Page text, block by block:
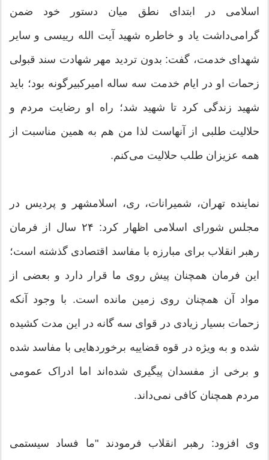
اسلامی در ابتدای نطق میان دستور خود ضمن
گرامی‌داشت یاد و خاطره شهید آیت الله رییسی و سایر
شهدای خدمت، گفت: بدون تردید مهر شهادت سند قبولی
زحمات او در ایام خدمت سه ساله امیرکبیرگونه بود؛ باید
شهید زندگی کرد تا شهید شد؛ راه او رضایت مردم و
حلالیت طلبی از آنهاست لذا من هم به همین مناسبت از
همه عزیزان طلب حلالیت می‌کنم.
نماینده تهران، شمیرانات، ری، اسلامشهر و پردیس در
مجلس شورای اسلامی اظهار کرد: ۲۴ سال از فرمان
رهبر انقلاب برای مبارزه با مفاسد اقتصادی گذشته است؛
این فرمان همچنان پیش روی ما قرار دارد و بعضی از
مواد آن همچنان روی زمین مانده است. با وجود آنکه
زحمات بسیار زیادی در قوای سه گانه در این مدت کشیده
شده و به ویژه در قوه قضاییه برخوردهایی با مفاسد شده
و برخی از مفسدان پیگیری شده‌اند اما ادراک عمومی
مردم همچنان کافی نمی‌داند.
وی افزود: رهبر انقلاب فرمودند "ما فساد سیستمی